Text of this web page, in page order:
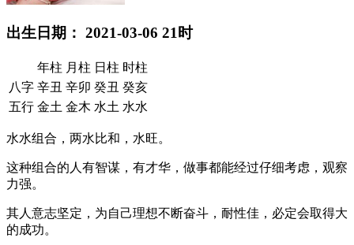
出生日期： 2021-03-06 21时
年柱 月柱 日柱 时柱
八字 辛丑 辛卯 癸丑 癸亥
五行 金土 金木 水土 水水
水水组合，两水比和，水旺。
这种组合的人有智谋，有才华，做事都能经过仔细考虑，观察
力强。
其人意志坚定，为自己理想不断奋斗，耐性佳，必定会取得大
的成功。